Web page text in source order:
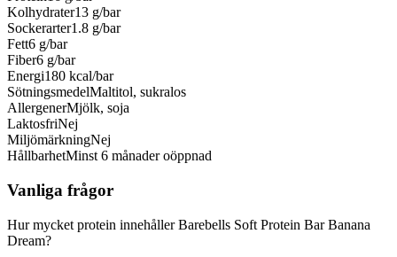
Kolhydrater13 g/bar
Sockerarter1.8 g/bar
Fett6 g/bar
Fiber6 g/bar
Energi180 kcal/bar
SötningsmedelMaltitol, sukralos
AllergenerMjölk, soja
LaktosfriNej
MiljömärkningNej
HållbarhetMinst 6 månader oöppnad
Vanliga frågor
Hur mycket protein innehåller Barebells Soft Protein Bar Banana
Dream?